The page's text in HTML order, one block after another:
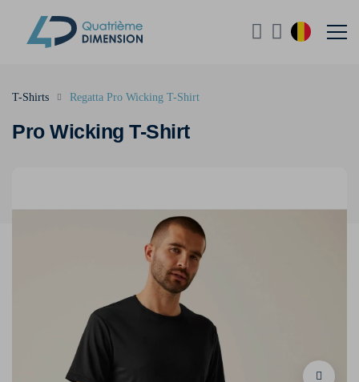
Pro Wicking T-Shirt
T-Shirts Regatta Pro Wicking T-Shirt